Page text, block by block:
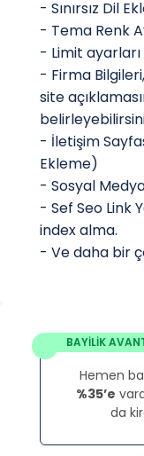
- Sınırsız Dil
- Tema Renk
- Limit ayarları
- Firma
site
- İletişim
Ekleme)
- Sosyal
- Sef Seo Link
index alma.
- Ve daha bir
BAYİLİK
Hemen
%35’e
da